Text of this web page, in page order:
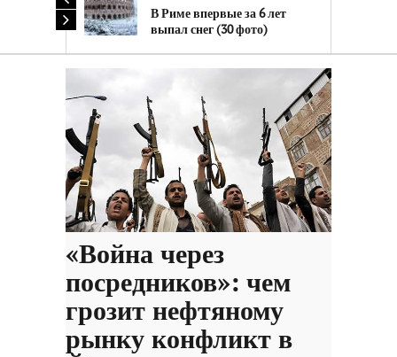
В Риме впервые за 6 лет
выпал снег (30 фото)
«Война через
посредников»: чем
грозит нефтяному
рынку конфликт в